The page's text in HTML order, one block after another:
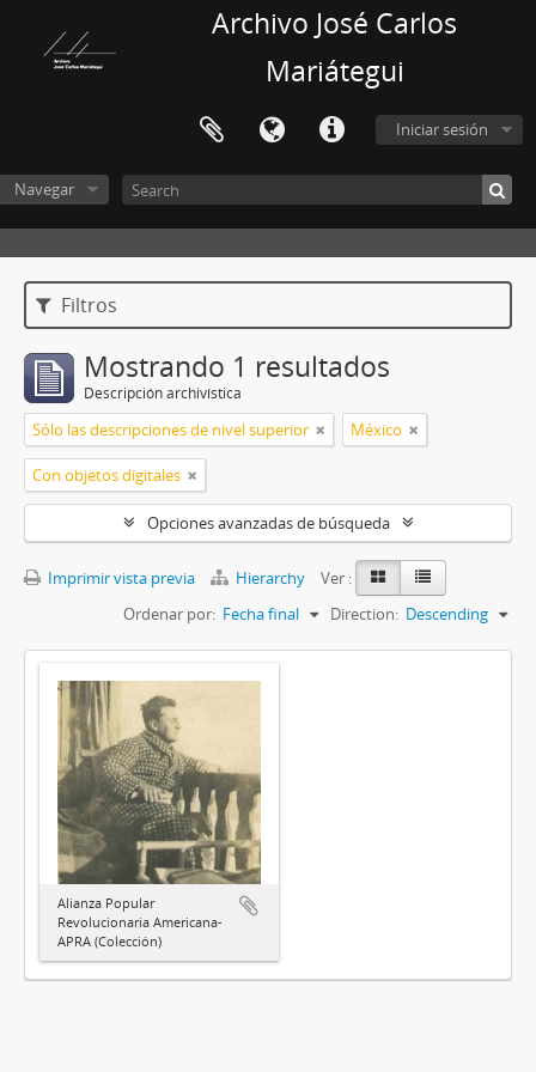
Archivo José Carlos
Mariátegui
Iniciar sesión
Navegar
Filtros
Mostrando 1 resultados
Descripción archivística
Sólo las descripciones de nivel superior México
Con objetos digitales
Opciones avanzadas de búsqueda
Imprimir vista previa Hierarchy
Ver :
Ordenar por: Fecha final Direction: Descending
Alianza Popular
Revolucionaria Americana-
APRA (Colección)